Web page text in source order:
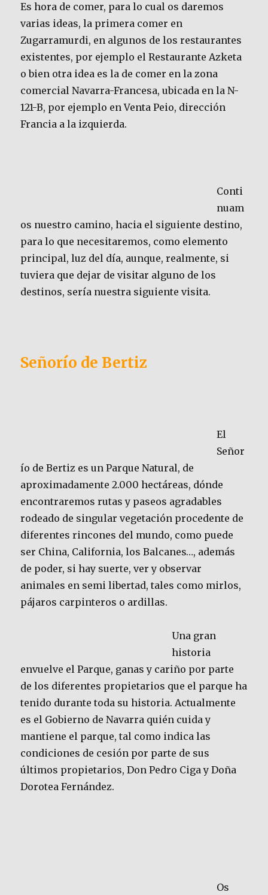
Es hora de comer, para lo cual os daremos
varias ideas, la primera comer en
Zugarramurdi, en algunos de los restaurantes
existentes, por ejemplo el Restaurante Azketa
o bien otra idea es la de comer en la zona
comercial Navarra-Francesa, ubicada en la N-
121-B, por ejemplo en Venta Peio, dirección
Francia a la izquierda.
Conti
nuam
os nuestro camino, hacia el siguiente destino,
para lo que necesitaremos, como elemento
principal, luz del día, aunque, realmente, si
tuviera que dejar de visitar alguno de los
destinos, sería nuestra siguiente visita.
Señorío de Bertiz
El
Señor
ío de Bertiz es un Parque Natural, de
aproximadamente 2.000 hectáreas, dónde
encontraremos rutas y paseos agradables
rodeado de singular vegetación procedente de
diferentes rincones del mundo, como puede
ser China, California, los Balcanes…, además
de poder, si hay suerte, ver y observar
animales en semi libertad, tales como mirlos,
pájaros carpinteros o ardillas.
Una gran
historia
envuelve el Parque, ganas y cariño por parte
de los diferentes propietarios que el parque ha
tenido durante toda su historia. Actualmente
es el Gobierno de Navarra quién cuida y
mantiene el parque, tal como indica las
condiciones de cesión por parte de sus
últimos propietarios, Don Pedro Ciga y Doña
Dorotea Fernández.
Os